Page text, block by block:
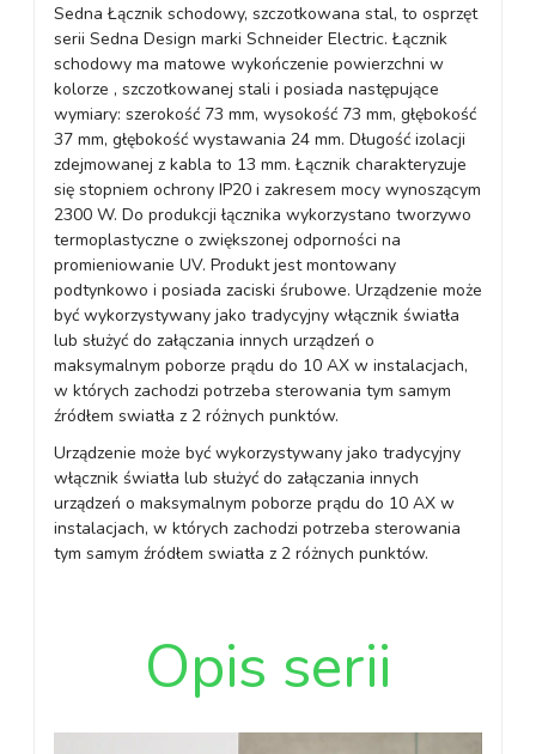
Sedna Łącznik schodowy, szczotkowana stal, to osprzęt
serii Sedna Design marki Schneider Electric. Łącznik
schodowy ma matowe wykończenie powierzchni w
kolorze , szczotkowanej stali i posiada następujące
wymiary: szerokość 73 mm, wysokość 73 mm, głębokość
37 mm, głębokość wystawania 24 mm. Długość izolacji
zdejmowanej z kabla to 13 mm. Łącznik charakteryzuje
się stopniem ochrony IP20 i zakresem mocy wynoszącym
2300 W. Do produkcji łącznika wykorzystano tworzywo
termoplastyczne o zwiększonej odporności na
promieniowanie UV. Produkt jest montowany
podtynkowo i posiada zaciski śrubowe. Urządzenie może
być wykorzystywany jako tradycyjny włącznik światła
lub służyć do załączania innych urządzeń o
maksymalnym poborze prądu do 10 AX w instalacjach,
w których zachodzi potrzeba sterowania tym samym
źródłem swiatła z 2 różnych punktów.
Urządzenie może być wykorzystywany jako tradycyjny
włącznik światła lub służyć do załączania innych
urządzeń o maksymalnym poborze prądu do 10 AX w
instalacjach, w których zachodzi potrzeba sterowania
tym samym źródłem swiatła z 2 różnych punktów.
Opis serii